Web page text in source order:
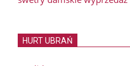
HURT UBRAŃ